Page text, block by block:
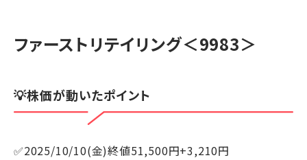
ファーストリテイリング＜9983＞
💡株価が動いたポイント
✅2025/10/10(金)終値51,500円+3,210円